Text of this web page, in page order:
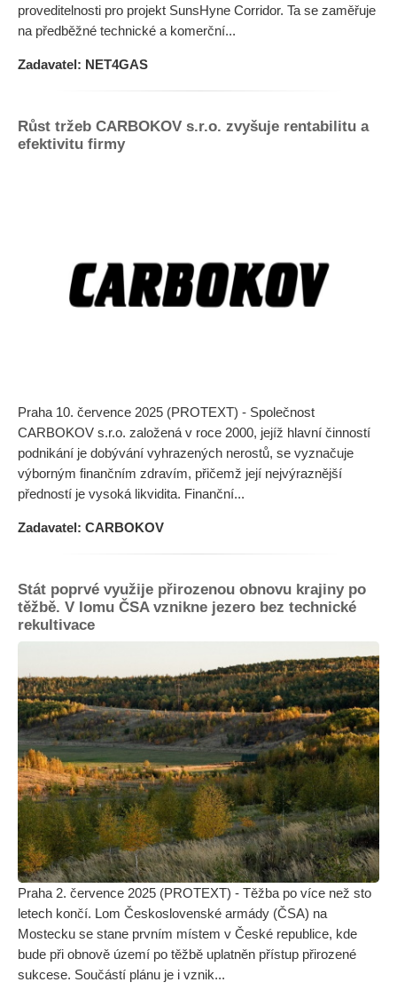
proveditelnosti pro projekt SunsHyne Corridor. Ta se zaměřuje
na předběžné technické a komerční...
Zadavatel: NET4GAS
Růst tržeb CARBOKOV s.r.o. zvyšuje rentabilitu a
efektivitu firmy
Praha 10. července 2025 (PROTEXT) - Společnost
CARBOKOV s.r.o. založená v roce 2000, jejíž hlavní činností
podnikání je dobývání vyhrazených nerostů, se vyznačuje
výborným finančním zdravím, přičemž její nejvýraznější
předností je vysoká likvidita. Finanční...
Zadavatel: CARBOKOV
Stát poprvé využije přirozenou obnovu krajiny po
těžbě. V lomu ČSA vznikne jezero bez technické
rekultivace
Praha 2. července 2025 (PROTEXT) - Těžba po více než sto
letech končí. Lom Československé armády (ČSA) na
Mostecku se stane prvním místem v České republice, kde
bude při obnově území po těžbě uplatněn přístup přirozené
sukcese. Součástí plánu je i vznik...